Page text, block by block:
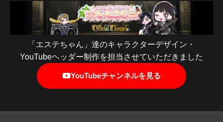
「エステちゃん」達のキャラクターデザイン・
YouTubeヘッダー制作を担当させていただきました
YouTubeチャンネルを見る